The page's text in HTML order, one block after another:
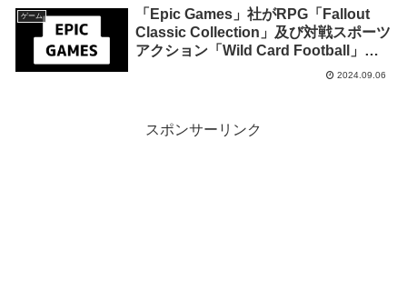
ゲーム
「Epic Games」社がRPG「Fallout
Classic Collection」及び対戦スポーツ
アクション「Wild Card Football」を
来週2024年9月12日終日までの期間限
2024.09.06
スポンサーリンク